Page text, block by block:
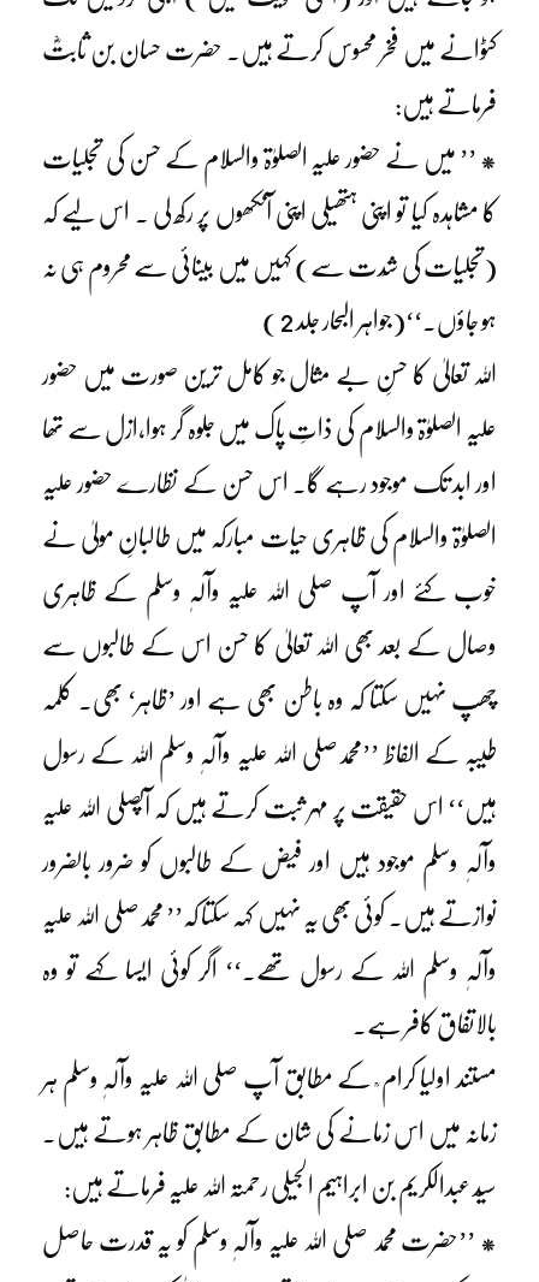
کٹوانے میں فخر محسوس کرتے ہیں۔ حضرت حسان بن ثابتؓ
فرماتے ہیں:
* ’’ میں نے حضور علیہ الصلوٰۃ والسلام کے حسن کی تجلیات
کا مشاہدہ کیا تو اپنی ہتھیلی اپنی آنکھوں پر رکھ لی ۔ اس لیے کہ
(تجلیات کی شِدت سے) کہیں میں بینائی سے محروم ہی نہ
ہو جاؤں۔‘‘(جواہر البحار جلد 2 )
اللہ تعالیٰ کا حسنِ بے مثال جو کامل ترین صورت میں حضور
علیہ الصلوٰۃ والسلام کی ذاتِ پاک میں جلوہ گر ہوا،ازل سے تھا
اور ابد تک موجود رہے گا۔ اس حسن کے نظارے حضور علیہ
الصلوٰۃ والسلام کی ظاہری حیات مبارکہ میں طالبانِ مولیٰ نے
خوب کئے اور آپ صلی اللہ علیہ وآلہٖ وسلم کے ظاہری
وصال کے بعد بھی اللہ تعالیٰ کا حسن اس کے طالبوں سے
چھپ نہیں سکتا کہ وہ باطن بھی ہے اور ’ظاہر‘ بھی۔ کلمہ
طیبہ کے الفاظ ’’محمدصلی اللہ علیہ وآلہٖ وسلم اللہ کے رسول
ہیں‘‘ اس حقیقت پر مہر ثبت کرتے ہیں کہ آپصلی اللہ علیہ
وآلہٖ وسلم موجود ہیں اور فیض کے طالبوں کو ضرور بالضرور
نوازتے ہیں۔ کوئی بھی یہ نہیں کہہ سکتا کہ’’ محمدصلی اللہ علیہ
وآلہٖ وسلم اللہ کے رسول تھے۔‘‘ اگر کوئی ایسا کہے تو وہ
بالاتفاق کافر ہے۔
مستند اولیا کرام ؒ کے مطابق آپ صلی اللہ علیہ وآلہٖ وسلم ہر
زمانہ میں اس زمانے کی شان کے مطابق ظاہر ہوتے ہیں۔
سیّد عبدالکریم بن ابراہیم الجیلی رحمتہ اللہ علیہ فرماتے ہیں:
* ’’حضرت محمد صلی اللہ علیہ وآلہٖ وسلم کو یہ قدرت حاصل